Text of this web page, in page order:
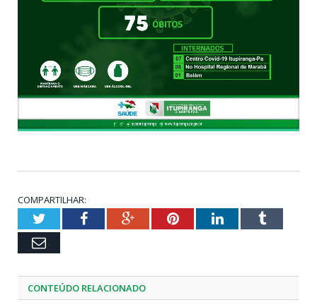
COMPARTILHAR:
TwitterFacebookGoogle+PinterestLinkedInTumblr
Email
CONTEÚDO RELACIONADO